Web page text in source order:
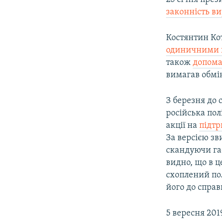
законність
Костянтин
одиничними
також
вимагав
З березня до
російська
акції на
За версією
скандуючи
видно, що в
схоплений
його до
5 вересня